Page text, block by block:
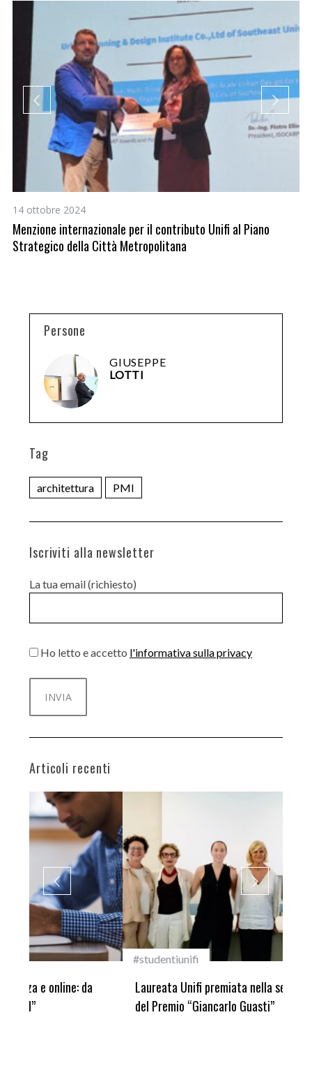
14 ottobre 2024
Menzione internazionale per il contributo Unifi al Piano
Strategico della Città Metropolitana
Persone
GIUSEPPE
LOTTI
Tag
architettura PMI
Iscriviti alla newsletter
La tua email (richiesto)
Ho letto e accetto l'informativa sulla privacy
Articoli recenti
#studentiunifi
Laureata Unifi premiata nella settima edizione
del Premio “Giancarlo Guasti”